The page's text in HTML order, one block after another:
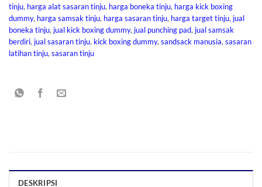
tinju, harga alat sasaran tinju, harga boneka tinju, harga kick boxing
dummy, harga samsak tinju, harga sasaran tinju, harga target tinju, jual
boneka tinju, jual kick boxing dummy, jual punching pad, jual samsak
berdiri, jual sasaran tinju, kick boxing dummy, sandsack manusia, sasaran
latihan tinju, sasaran tinju
DESKRIPSI